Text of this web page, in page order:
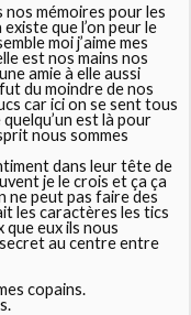
mémoires pour les
que l’on peur le
moi j’aime mes
est nos mains nos
amie à elle aussi
du moindre de nos
car ici on se sent tous
est là pour
nous sommes
dans leur tête de
je le crois et ça ça
ne peut pas faire des
les caractères les tics
que eux ils nous
au centre entre
copains.